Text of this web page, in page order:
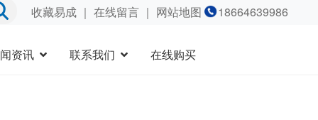
收藏易成｜ 在线留言｜ 网站地图 18664639986
资讯 联系我们 在线购买